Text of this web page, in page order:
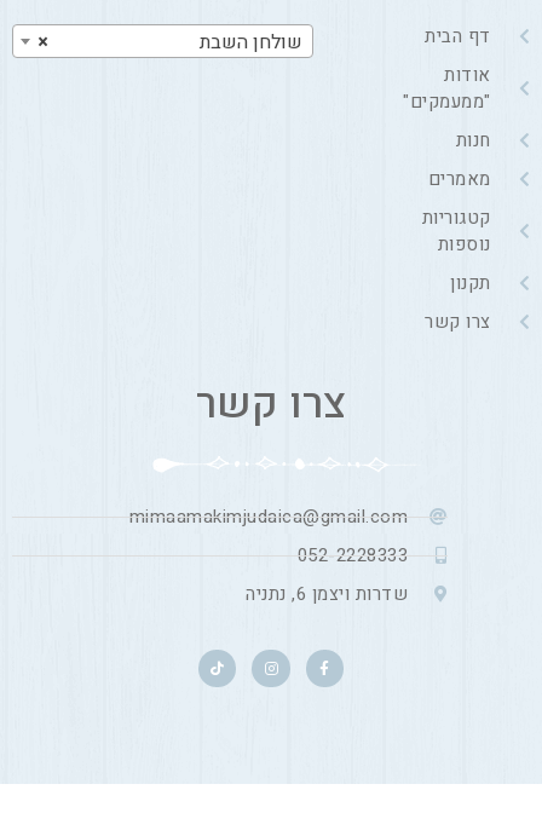
דף הבית
אודות
"ממעמקים"
חנות
מאמרים
קטגוריות
נוספות
תקנון
צרו קשר
שולחן השבת
צרו קשר
mimaamakimjudaica@gmail.com
052-2228333
שדרות ויצמן 6, נתניה